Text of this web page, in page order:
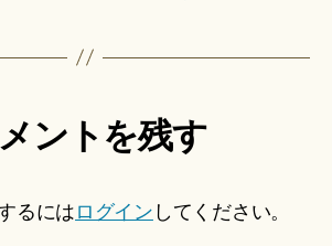
ントを残す
るには ログイン してください。